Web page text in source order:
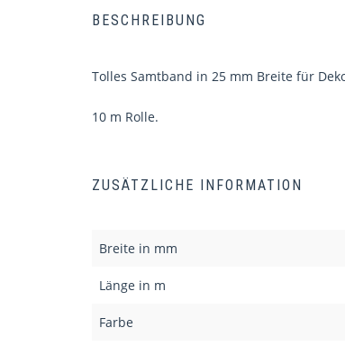
BESCHREIBUNG
Tolles Samtband in 25 mm Breite für
10 m Rolle.
ZUSÄTZLICHE INFORMATION
Breite in mm
Länge in m
Farbe